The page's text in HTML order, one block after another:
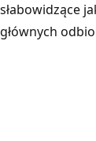
słabowidzące
głównych